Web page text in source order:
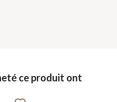
ce produit ont